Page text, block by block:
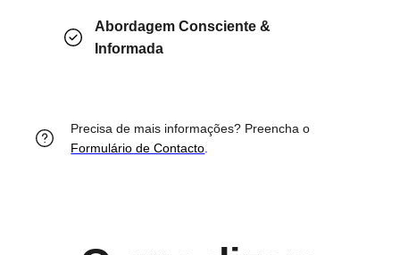
Abordagem Consciente &
Informada
Precisa de mais informações? Preencha o
Formulário de Contacto.